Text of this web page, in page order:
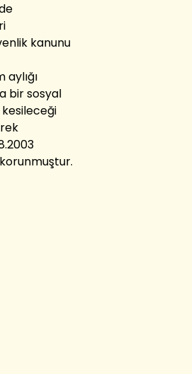
kanunu
bir sosyal